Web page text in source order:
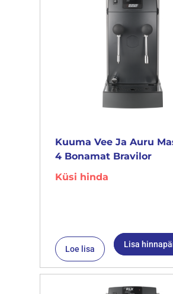
Kuuma Vee Ja Auru
4 Bonamat Bravilor
Küsi hinda
Loe lisa Lisa